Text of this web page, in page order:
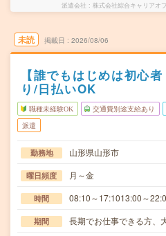
派遣会社 株式会社綜合キャリアオ
未読 掲載日 2026/08/06
【誰でもはじめは初心
り/日払いOK
職種未経験OK 交通費別途支給あり
派遣
勤務地 山形県山形市
曜日頻度 月～金
時間 08:10～17:1013:00～
期間 長期でお仕事できる方、